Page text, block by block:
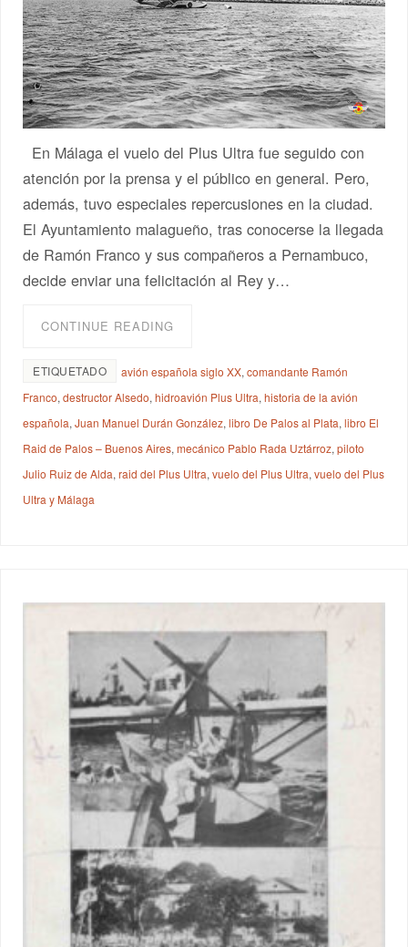
En Málaga el vuelo del Plus Ultra fue seguido con
atención por la prensa y el público en general. Pero,
además, tuvo especiales repercusiones en la ciudad.
El Ayuntamiento malagueño, tras conocerse la llegada
de Ramón Franco y sus compañeros a Pernambuco,
decide enviar una felicitación al Rey y…
CONTINUE READING
ETIQUETADO avión española siglo XX,comandante Ramón
Franco,destructor Alsedo,hidroavión Plus Ultra,historia de la avión
española,Juan Manuel Durán González,libro De Palos al Plata,libro El
Raid de Palos – Buenos Aires,mecánico Pablo Rada Uztárroz,piloto
Julio Ruiz de Alda,raid del Plus Ultra,vuelo del Plus Ultra,vuelo del Plus
Ultra y Málaga